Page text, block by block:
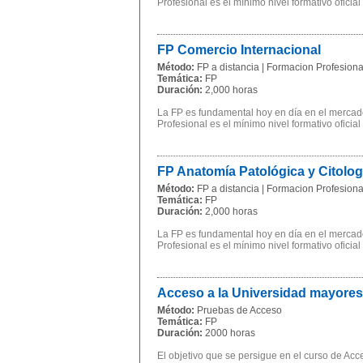
Profesional es el mínimo nivel formativo oficial
FP Comercio Internacional
Método: FP a distancia | Formacion
Temática: FP
Duración: 2,000 horas
La FP es fundamental hoy en día en el
Profesional es el mínimo nivel formativo oficial
FP Anatomía Patológica y
Método: FP a distancia | Formacion
Temática: FP
Duración: 2,000 horas
La FP es fundamental hoy en día en el
Profesional es el mínimo nivel formativo oficial
Acceso a la Universidad
Método: Pruebas de Acceso
Temática: FP
Duración: 2000 horas
El objetivo que se persigue en el curso de